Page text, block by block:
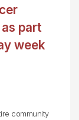
part
week
community